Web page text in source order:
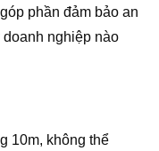
phần đảm bảo an
nghiệp nào
10m, không thể